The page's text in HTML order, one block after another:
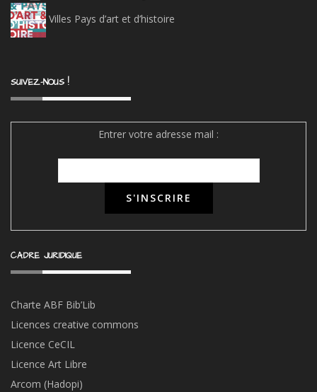
Villes Pays d’art et d’histoire
SUIVEZ-NOUS !
Entrer votre adresse mail :
CADRE JURIDIQUE
Charte ABF Bib’Lib
Licences creative commons
Licence CeCIL
Licence Art Libre
Arcom (Hadopi)